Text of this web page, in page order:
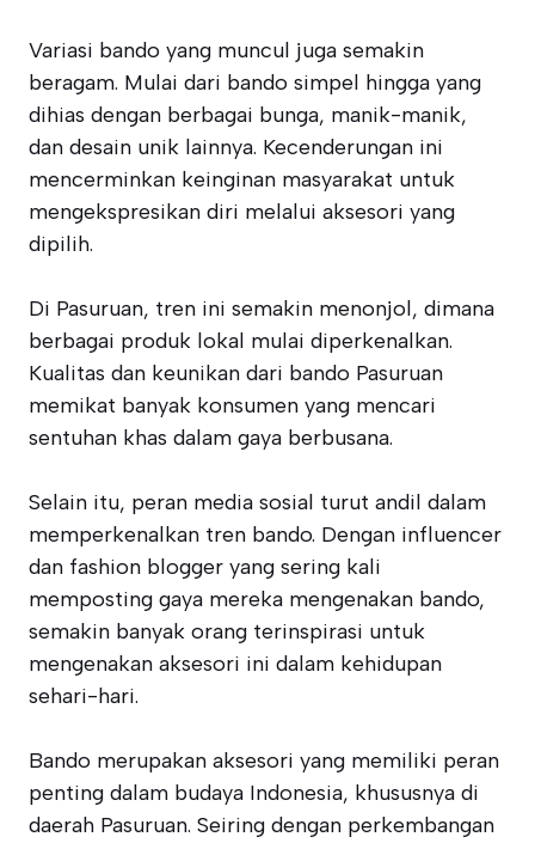
Variasi bando yang muncul juga semakin
beragam. Mulai dari bando simpel hingga yang
dihias dengan berbagai bunga, manik-manik,
dan desain unik lainnya. Kecenderungan ini
mencerminkan keinginan masyarakat untuk
mengekspresikan diri melalui aksesori yang
dipilih.
Di Pasuruan, tren ini semakin menonjol, dimana
berbagai produk lokal mulai diperkenalkan.
Kualitas dan keunikan dari bando Pasuruan
memikat banyak konsumen yang mencari
sentuhan khas dalam gaya berbusana.
Selain itu, peran media sosial turut andil dalam
memperkenalkan tren bando. Dengan influencer
dan fashion blogger yang sering kali
memposting gaya mereka mengenakan bando,
semakin banyak orang terinspirasi untuk
mengenakan aksesori ini dalam kehidupan
sehari-hari.
Bando merupakan aksesori yang memiliki peran
penting dalam budaya Indonesia, khususnya di
daerah Pasuruan. Seiring dengan perkembangan